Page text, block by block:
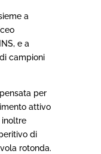
a
e a
campioni
per
attivo
di
rotonda.